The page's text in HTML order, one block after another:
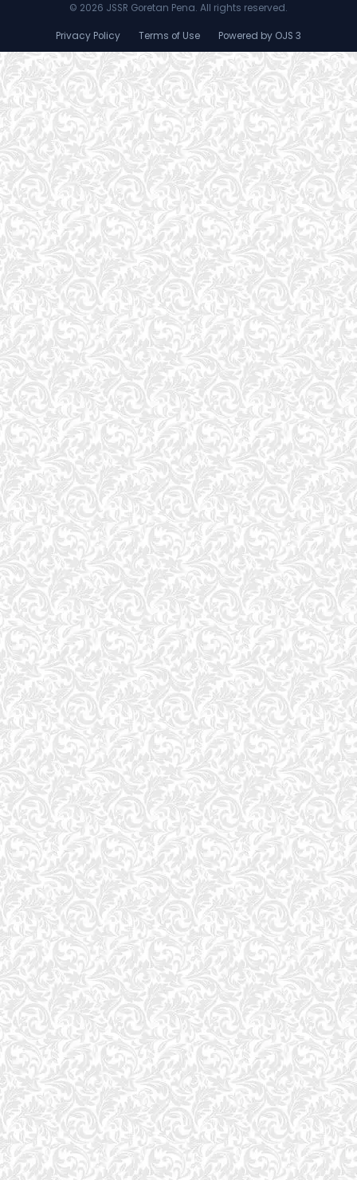
© 2026 JSSR Goretan Pena. All rights reserved.
Privacy Policy Terms of Use Powered by OJS 3